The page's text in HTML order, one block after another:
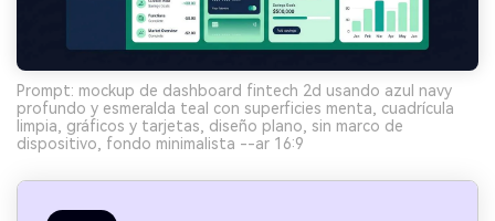
Prompt: mockup de dashboard fintech 2d usando azul navy
profundo y esmeralda teal con superficies menta, cuadrícula
limpia, gráficos y tarjetas, diseño plano, sin marco de
dispositivo, fondo minimalista --ar 16:9